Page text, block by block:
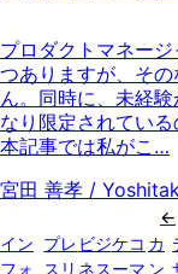
プロダクトマネー
つありますが、そ
ん。同時に、未経
なり限定されている
本記事では私がこ…
宮田 善孝 /
←
イン
フォ
プレ
スリ
ビジ
ネス
ケ
ー
コ
マ
カ
ン